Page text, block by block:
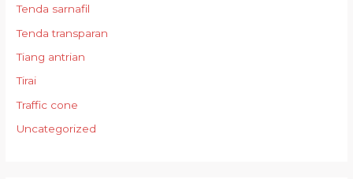
Tenda sarnafil
Tenda transparan
Tiang antrian
Tirai
Traffic cone
Uncategorized